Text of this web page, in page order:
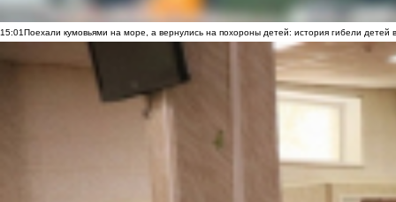
15:01Поехали кумовьями на море, а вернулись на похороны детей: история гибели детей